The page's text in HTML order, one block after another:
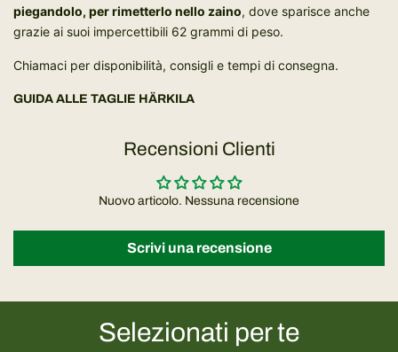
piegandolo, per rimetterlo nello zaino, dove sparisce anche
grazie ai suoi impercettibili 62 grammi di peso.
Chiamaci per disponibilità, consigli e tempi di consegna.
GUIDA ALLE TAGLIE HÄRKILA
Recensioni Clienti
Nuovo articolo. Nessuna recensione
Scrivi una recensione
Selezionati per te